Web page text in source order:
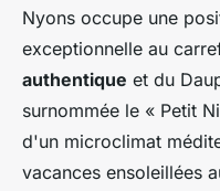
Nyons occupe une
exceptionnelle au
authentique et du
surnommée le « Petit
d'un microclimat
vacances ensoleillées